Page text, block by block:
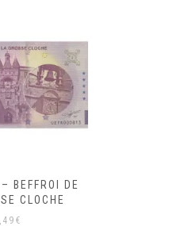
BEFFROI DE
CLOCHE
€